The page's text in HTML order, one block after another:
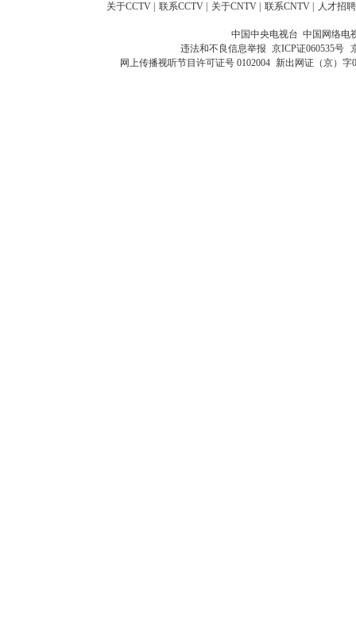
关于CCTV 联系CCTV 关于CNTV 联系CNTV 人才招聘
中国中央电视台 中国网络电
违法和不良信息举报 京ICP证060535号
网上传播视听节目许可证号 0102004 新出网证（京）